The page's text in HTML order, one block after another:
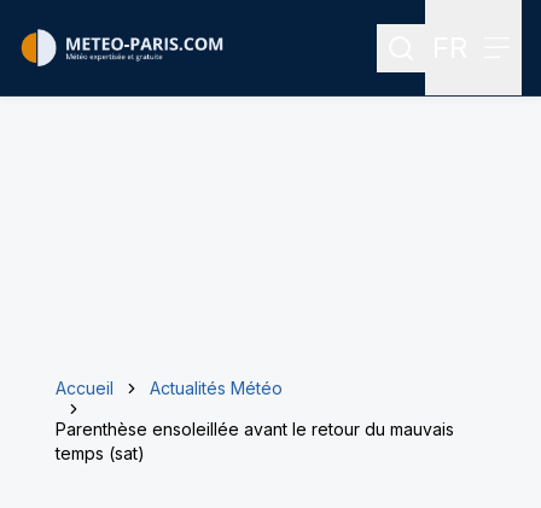
Rechercher
Accueil
Actualités Météo
Parenthèse ensoleillée avant le retour du mauvais
temps (sat)